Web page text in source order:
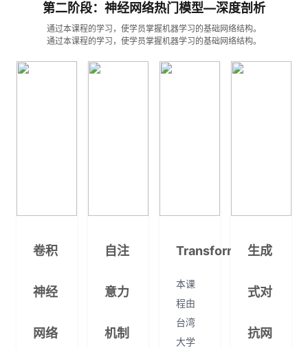
第二阶段：神经网络热门模型—深度剖析
通过本课程的学习，使学员掌握机器学习的基础网络结构。
通过本课程的学习，使学员掌握机器学习的基础网络结构。
卷积
神经
网络
自注
意力
机制
Transformer
本课
程由
台湾
大学
生成
式对
抗网